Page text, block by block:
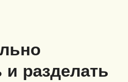
и разделать